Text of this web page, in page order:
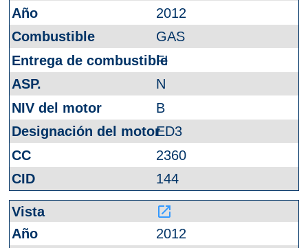
2012
GAS
FI
N
B
ED3
2360
144
launch
2012